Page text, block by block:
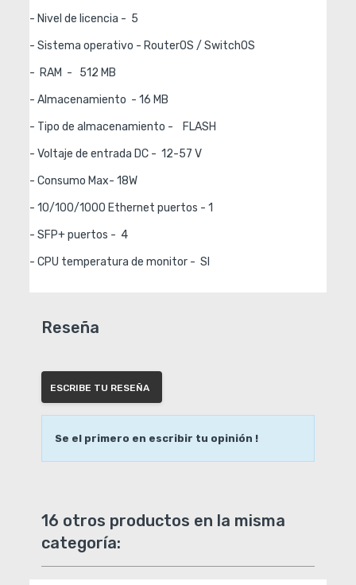
- Nivel de licencia -  5
- Sistema operativo - RouterOS / SwitchOS
-  RAM  -   512 MB
- Almacenamiento  - 16 MB
- Tipo de almacenamiento -    FLASH
- Voltaje de entrada DC -  12-57 V
- Consumo Max- 18W
- 10/100/1000 Ethernet puertos - 1
- SFP+ puertos -  4
- CPU temperatura de monitor -  SI
Reseña
ESCRIBE TU RESEÑA
Se el primero en escribir tu opinión !
16 otros productos en la misma
categoría: